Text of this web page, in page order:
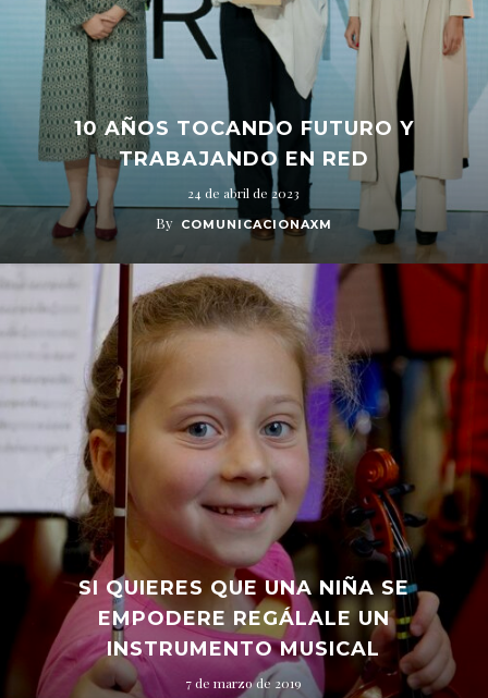
10 AÑOS TOCANDO FUTURO Y
TRABAJANDO EN RED
24 de abril de 2023
By COMUNICACIONAXM
SI QUIERES QUE UNA NIÑA SE
EMPODERE REGÁLALE UN
INSTRUMENTO MUSICAL
7 de marzo de 2019